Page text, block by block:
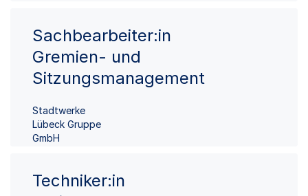
Sachbearbeiter:in
Gremien- und
Sitzungsmanagement
Stadtwerke
Lübeck Gruppe
GmbH
Techniker:in